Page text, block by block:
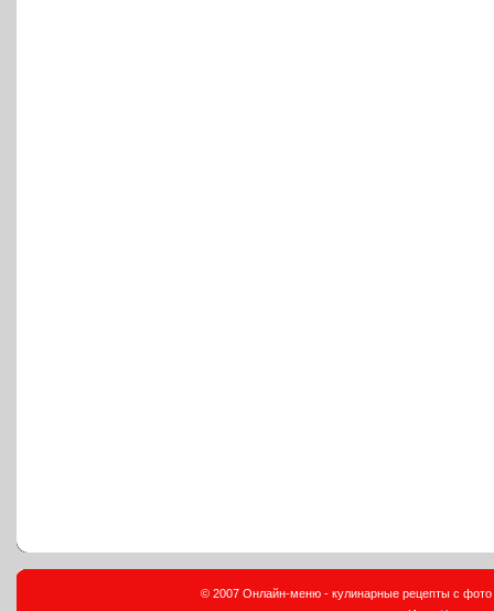
© 2007 Онлайн-меню - кулинарные рецепты с фото